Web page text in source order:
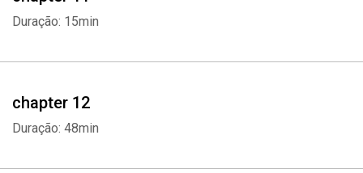
Duração: 15min
chapter 12
Duração: 48min